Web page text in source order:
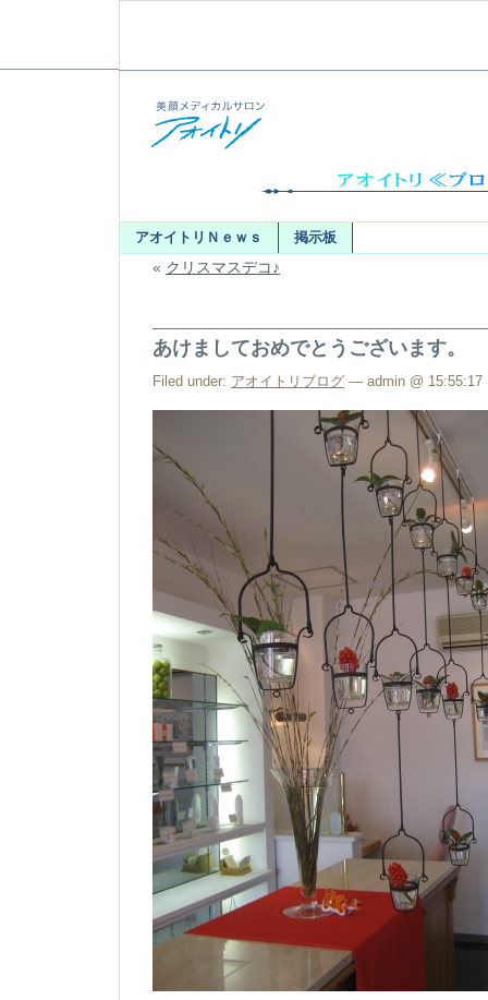
アオイトリＮｅｗｓ 掲示板
« クリスマスデコ♪
あけましておめでとうございます。
Filed under: アオイトリブログ — admin @ 15:55:17